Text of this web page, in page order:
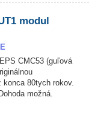
modul
CMC53 (guľová
konca 80tych rokov.
možná.